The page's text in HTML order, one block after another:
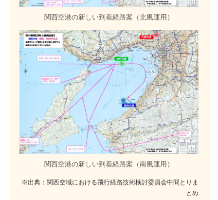
関西空港の新しい到着経路案（北風運用）
関西空港の新しい到着経路案（南風運用）
※出典：関西空域における飛行経路技術検討委員会中間とりま
とめ